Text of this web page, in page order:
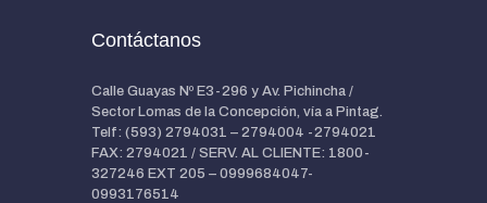
Contáctanos
Calle Guayas Nº E3-296 y Av. Pichincha /
Sector Lomas de la Concepción, vía a Pintag.
Telf: (593) 2794031 – 2794004 -2794021
FAX: 2794021 / SERV. AL CLIENTE: 1800-
327246 EXT 205 – 0999684047-
0993176514